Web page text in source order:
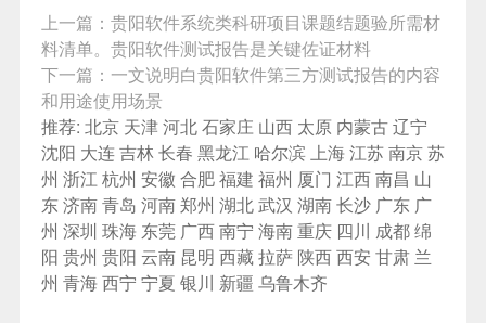
上一篇： 贵阳软件系统类科研项目课题结题验所需材
料清单。贵阳软件测试报告是关键佐证材料
下一篇： 一文说明白贵阳软件第三方测试报告的内容
和用途使用场景
推荐: 北京 天津河北石家庄 山西 太原 内蒙古辽宁
沈阳 大连吉林长春 黑龙江 哈尔滨上海江苏南京苏
州 浙江杭州 安徽 合肥福建 福州 厦门 江西南昌 山
东济南青岛 河南郑州 湖北武汉 湖南长沙 广东 广
州 深圳 珠海 东莞 广西南宁 海南重庆 四川 成都绵
阳 贵州 贵阳 云南 昆明 西藏拉萨 陕西西安 甘肃 兰
州 青海西宁 宁夏 银川 新疆 乌鲁木齐